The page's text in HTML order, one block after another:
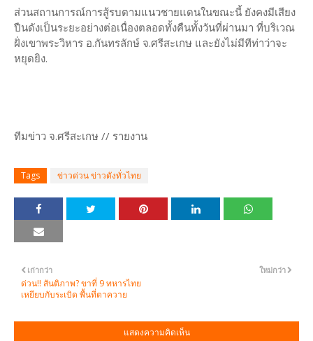
ส่วนสถานการณ์การสู้รบตามแนวชายแดนในขณะนี้ ยังคงมีเสียง
ปืนดังเป็นระยะอย่างต่อเนื่องตลอดทั้งคืนทั้งวันที่ผ่านมา ที่บริเวณ
ฝั่งเขาพระวิหาร อ.กันทรลักษ์ จ.ศรีสะเกษ และยังไม่มีทีท่าว่าจะ
หยุดยิง.
ทีมข่าว จ.ศรีสะเกษ // รายงาน
Tags ข่าวด่วน ข่าวดังทั่วไทย
ใหม่กว่า
เก่ากว่า
ด่วน!! สันติภาพ? ขาที่ 9 ทหารไทย
เหยียบกับระเบิด พื้นที่ตาควาย
แสดงความคิดเห็น